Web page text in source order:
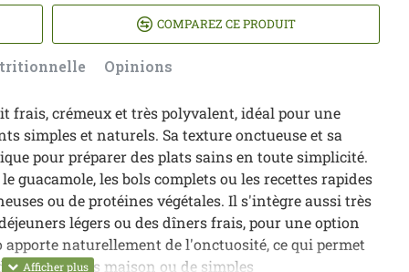
COMPAREZ CE PRODUIT
Opinions
frais, crémeux et très polyvalent, idéal pour une
simples et naturels. Sa texture onctueuse et sa
pour préparer des plats sains en toute simplicité.
guacamole, les bols complets ou les recettes rapides
ou de protéines végétales. Il s'intègre aussi très
légers ou des dîners frais, pour une option
naturellement de l'onctuosité, ce qui permet
des sauces maison ou de simples